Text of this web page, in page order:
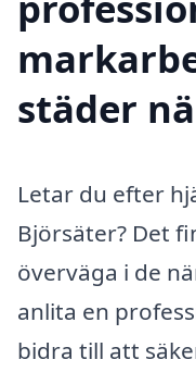
städer
Letar du efter
Björsäter? Det
överväga i de
anlita en
bidra till att